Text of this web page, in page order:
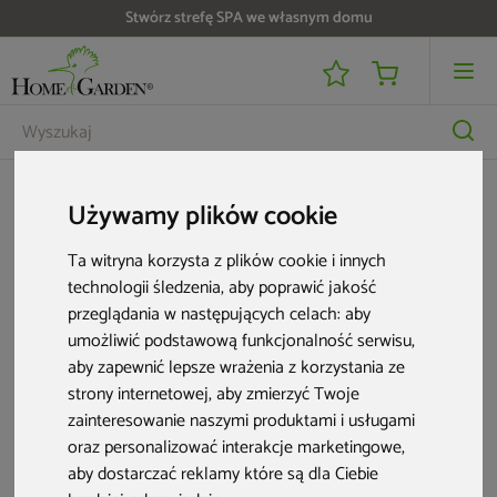
Używamy plików cookie
Ta witryna korzysta z plików cookie i innych
technologii śledzenia, aby poprawić jakość
przeglądania w następujących celach:aby
umożliwić podstawową funkcjonalność serwisu,
aby zapewnić lepsze wrażenia z korzystania ze
strony internetowej,aby zmierzyć Twoje
zainteresowanie naszymi produktami i usługami
oraz personalizować interakcje marketingowe,
aby dostarczać reklamy które są dla Ciebie
Stwórz strefę SPA we własnym domu
Köler – więcej powodów do spędzania czasu z bliskimi
Wiosenne wieczory, czas spędzany w ogrodzie z bliskimi i rozmowy do
późna to chwile, które nieodłącznie kojarzą się z sezonem grillowym.
Marka Köler dba o to, aby takich okazji było w Twoim życiu jak
najwięcej.W jej ofercie znajdziesz solidne grille wykonane z trwałych
materiałów, które posłużą Ci przez wiele sezonów.Dodatkowo mają
uniwersalny wygląd i będą świetnie prezentować się zarówno na tarasie,
jak i w ogrodzie.
10 produktów